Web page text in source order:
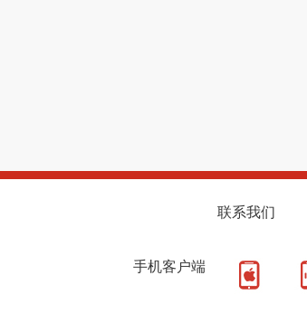
联系我们
手机客户端